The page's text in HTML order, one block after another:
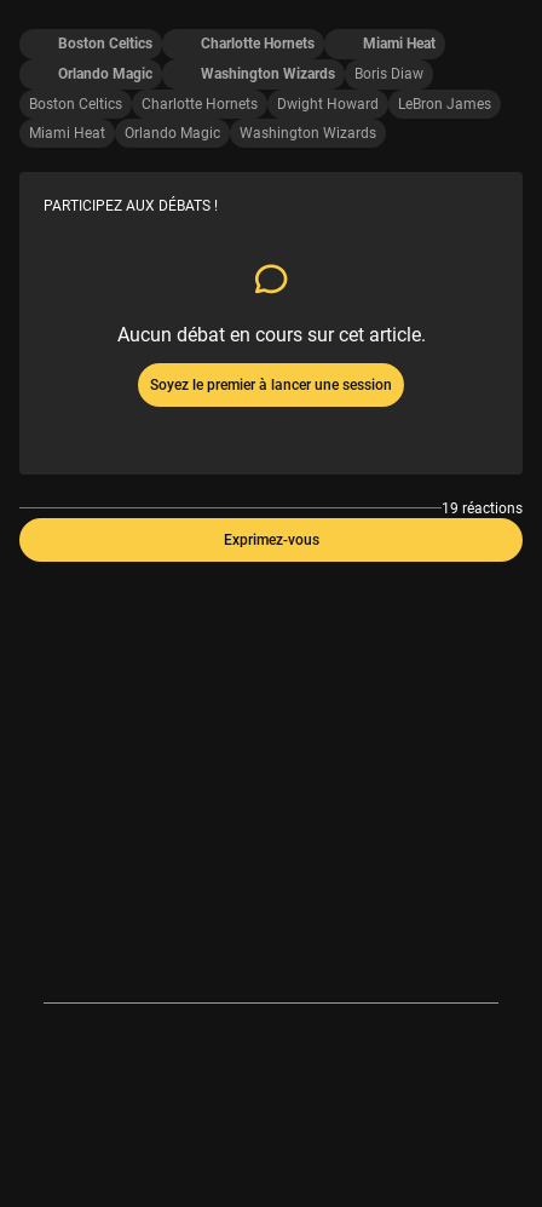
Boston Celtics Charlotte Hornets
Miami Heat
Orlando Magic
Washington Wizards
Boris Diaw
Boston Celtics
Charlotte Hornets Dwight Howard
LeBron James
Miami Heat
Orlando Magic Washington Wizards
PARTICIPEZ AUX DÉBATS !
Aucun débat en cours sur cet article.
Soyez le premier à lancer une session
19 réactions
Exprimez-vous